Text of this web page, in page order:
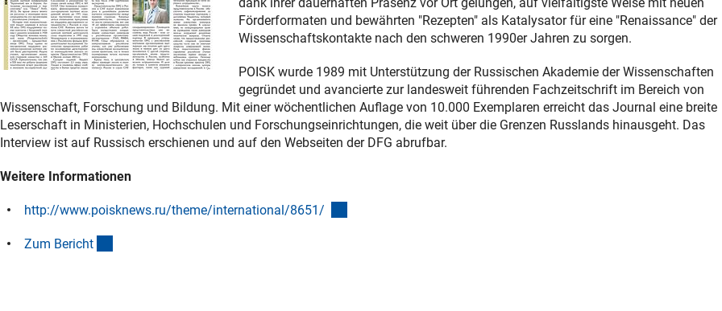
Förderformaten und bewährten "Rezepten" als Katalysator für eine "Renaissance" der
Wissenschaftskontakte nach den schweren 1990er Jahren zu sorgen.
POISK wurde 1989 mit Unterstützung der Russischen Akademie der Wissenschaften
gegründet und avancierte zur landesweit führenden Fachzeitschrift im Bereich von
Wissenschaft, Forschung und Bildung. Mit einer wöchentlichen Auflage von 10.000 Exemplaren erreicht das Journal eine breite
Leserschaft in Ministerien, Hochschulen und Forschungseinrichtungen, die weit über die Grenzen Russlands hinausgeht. Das
Interview ist auf Russisch erschienen und auf den Webseiten der DFG abrufbar.
Weitere Informationen
http://www.poisknews.ru/theme/international/8651/
Zum Bericht